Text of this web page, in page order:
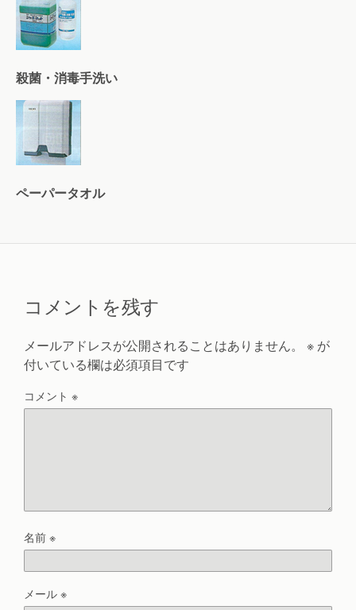
殺菌・消毒手洗い
ペーパータオル
コメントを残す
メールアドレスが公開されることはありません。 ※ が
付いている欄は必須項目です
コメント ※
名前※
メール※